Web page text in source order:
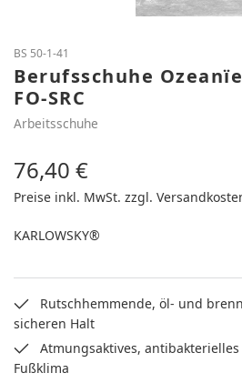
BS 50-1-41
Berufsschuhe
FO-SRC
Arbeitsschuhe
Regulärer Preis:
76,40 €
Preise inkl. MwSt. zzgl.
KARLOWSKY®
Rutschhemmende, öl- und
sicheren Halt
Atmungsaktives,
Fußklima